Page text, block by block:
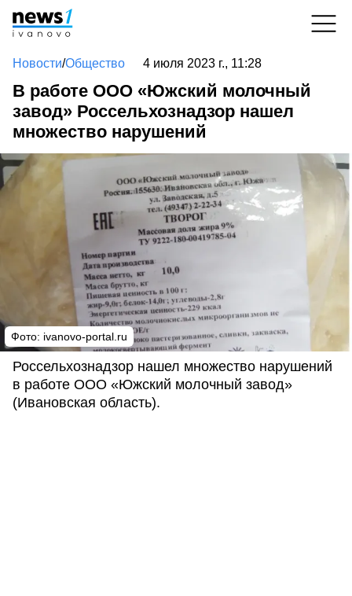
Новости/Общество 4 июля 2023 г., 11:28
В работе ООО «Южский молочный
завод» Россельхознадзор нашел
множество нарушений
Фото: ivanovo-portal.ru
Россельхознадзор нашел множество нарушений
в работе ООО «Южский молочный завод»
(Ивановская область).